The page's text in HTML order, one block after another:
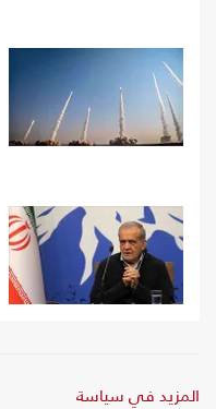
المزيد في سياسة